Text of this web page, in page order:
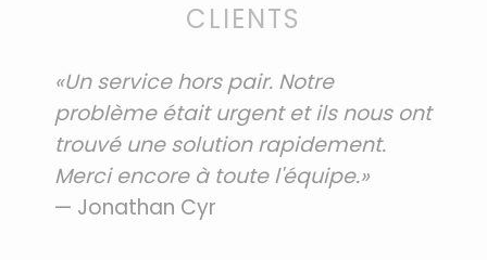
CLIENTS
«Un service hors pair. Notre
problème était urgent et ils nous ont
trouvé une solution rapidement.
Merci encore à toute l'équipe.»
— Jonathan Cyr